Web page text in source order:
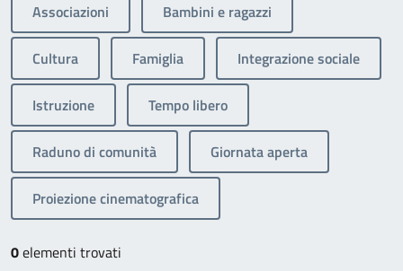
Associazioni Bambini e ragazzi
Cultura Famiglia Integrazione sociale
Istruzione Tempo libero
Raduno di comunità Giornata aperta
Proiezione cinematografica
0elementi trovati